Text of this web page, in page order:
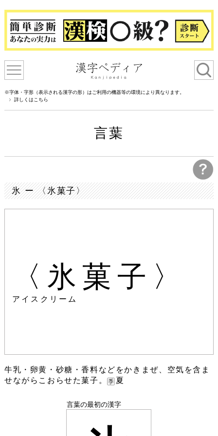
※字体・字形（表示される漢字の形）はご利用の機器等の環境により異なります。
詳しくはこちら
言葉
氷 ー 〈氷菓子〉
〈氷菓子〉
アイスクリーム
牛乳・卵黄・砂糖・香料などをかきまぜ、空気を含ま
せながらこおらせた菓子。
夏
言葉の最初の漢字